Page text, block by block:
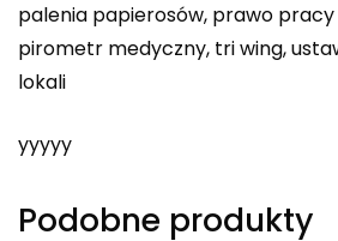
palenia papierosów, prawo
pirometr medyczny, tri wing,
lokali
yyyyy
Podobne produkty